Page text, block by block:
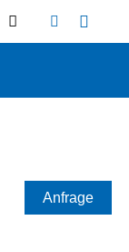
Anfrage